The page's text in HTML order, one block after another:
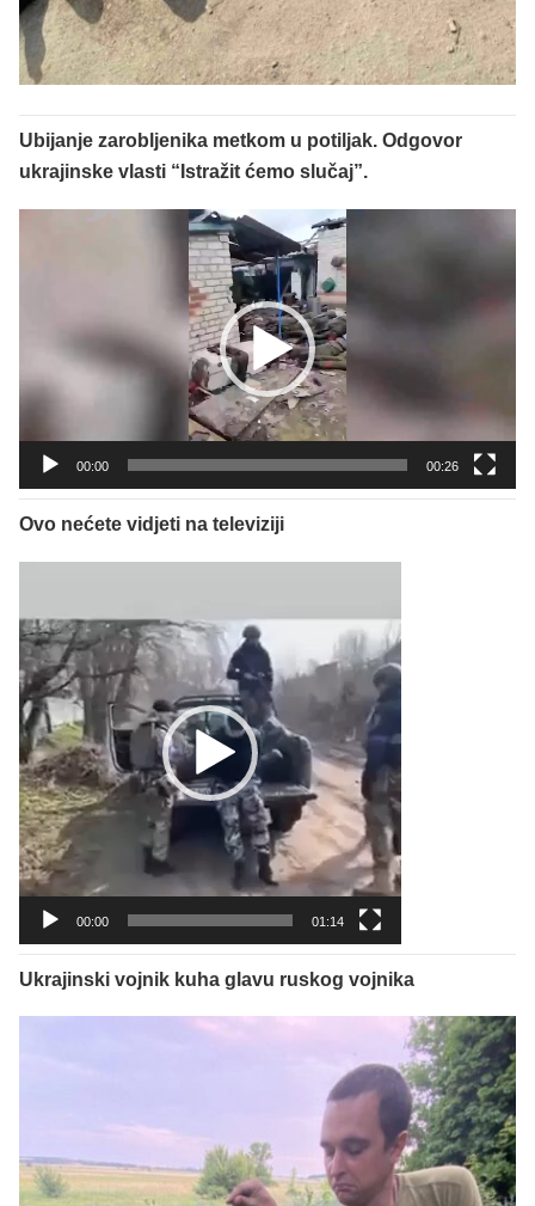
Ubijanje zarobljenika metkom u potiljak. Odgovor
ukrajinske vlasti “Istražit ćemo slučaj”.
00:00 00:26
Ovo nećete vidjeti na televiziji
00:00 01:14
Ukrajinski vojnik kuha glavu ruskog vojnika